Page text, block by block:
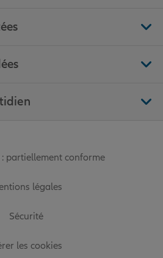
partiellement conforme
légales
Sécurité
les cookies